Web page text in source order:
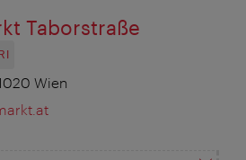
Taborstraße
Wien